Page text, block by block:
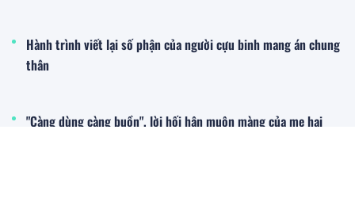
Hành trình viết lại số phận của người cựu binh mang án chung
thân
"Càng dùng càng buồn", lời hối hận muộn màng của mẹ hai